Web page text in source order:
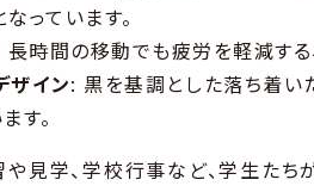
っています。
長時間の移動でも疲労を軽減する
ザイン: 黒を基調とした落ち着い
す。
見学、学校行事など、学生た